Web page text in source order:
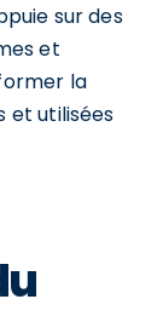
sur des
et
la
et utilisées